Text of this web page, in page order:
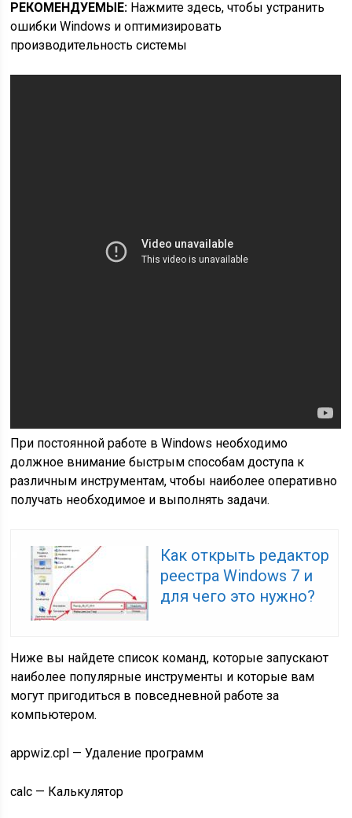
РЕКОМЕНДУЕМЫЕ: Нажмите здесь, чтобы устранить
ошибки Windows и оптимизировать
производительность системы
При постоянной работе в Windows необходимо
должное внимание быстрым способам доступа к
различным инструментам, чтобы наиболее оперативно
получать необходимое и выполнять задачи.
Как открыть редактор
реестра Windows 7 и
для чего это нужно?
Ниже вы найдете список команд, которые запускают
наиболее популярные инструменты и которые вам
могут пригодиться в повседневной работе за
компьютером.
appwiz.cpl — Удаление программ
calc — Калькулятор